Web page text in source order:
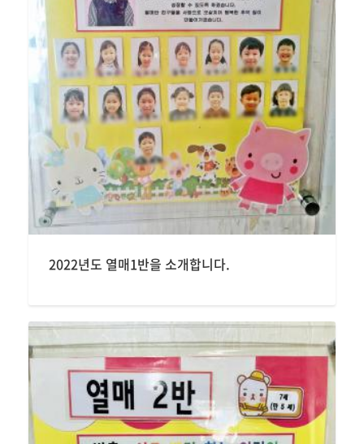
2022년도 열매1반을 소개합니다.